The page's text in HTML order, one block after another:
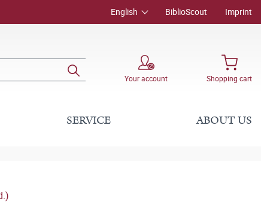
English BiblioScout Imprint
Your account Shopping cart
SERVICE ABOUT US